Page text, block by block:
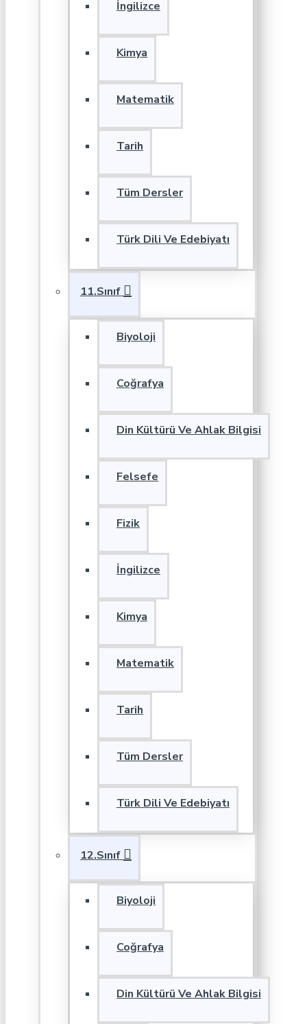
İngilizce
Kimya
Matematik
Tarih
Tüm Dersler
Türk Dili Ve Edebiyatı
11.Sınıf
Biyoloji
Coğrafya
Din Kültürü Ve Ahlak Bilgisi
Felsefe
Fizik
İngilizce
Kimya
Matematik
Tarih
Tüm Dersler
Türk Dili Ve Edebiyatı
12.Sınıf
Biyoloji
Coğrafya
Din Kültürü Ve Ahlak Bilgisi